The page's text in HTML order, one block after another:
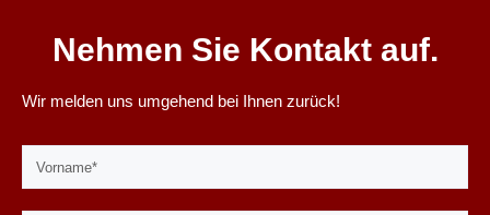
Nehmen Sie Kontakt auf.
Wir melden uns umgehend bei Ihnen zurück!